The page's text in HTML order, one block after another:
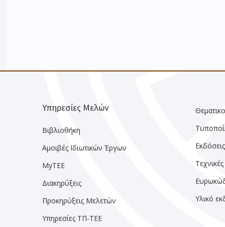
Υπηρεσίες Μελών
Βιβλιοθήκη
Αμοιβές Ιδιωτικών Έργων
MyTEE
Διακηρύξεις
Προκηρύξεις Μελετών
Υπηρεσίες ΤΠ-ΤΕΕ
Εκδόσεις
Υλικό